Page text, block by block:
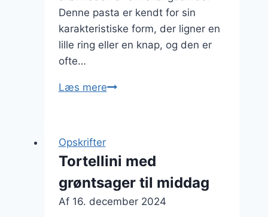
Denne pasta er kendt for sin
karakteristiske form, der ligner en
lille ring eller en knap, og den er
ofte…
Læs mereTortellini
olivenolie
Opskrifter
Tortellini med
grøntsager til middag
Af 16. december 2024